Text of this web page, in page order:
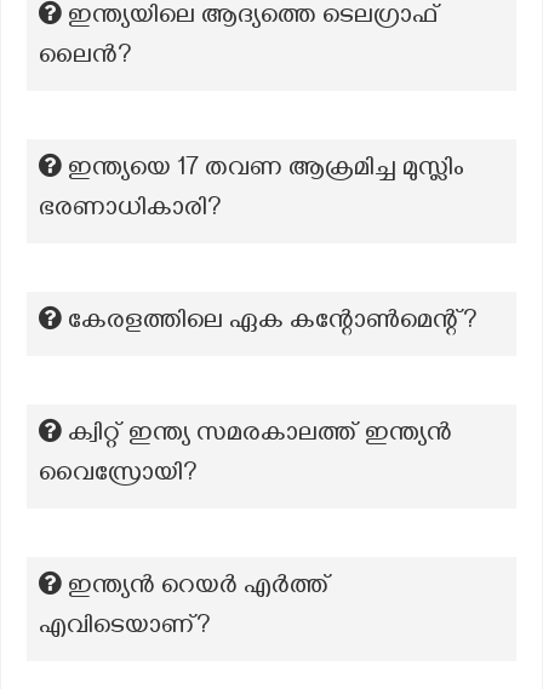
ഇന്ത്യയിലെ ആദ്യത്തെ ടെലഗ്രാഫ്
ലൈൻ?
ഇന്ത്യയെ 17 തവണ ആക്രമിച്ച മുസ്ലിം
ഭരണാധികാരി?
കേരളത്തിലെ ഏക കന്റോൺമെന്റ്?
ക്വിറ്റ് ഇന്ത്യ സമരകാലത്ത് ഇന്ത്യൻ
വൈസ്രോയി?
ഇന്ത്യൻ റെയർ എർത്ത്
എവിടെയാണ്?